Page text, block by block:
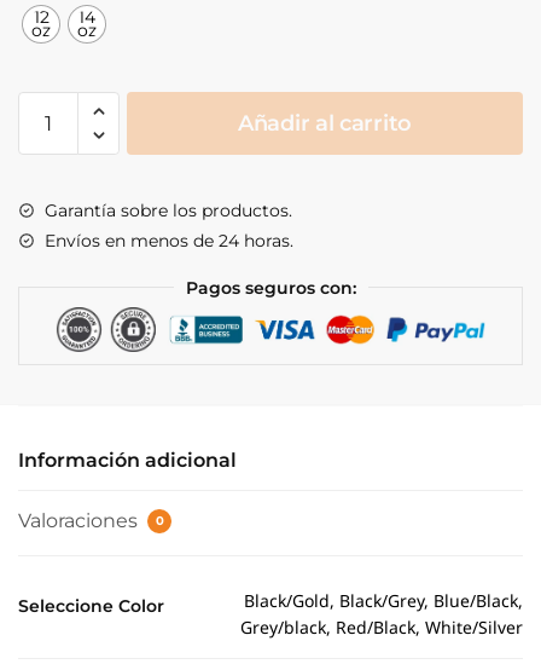
12
oz
14
oz
Gloves
cantidad
Añadir al carrito
Garantía sobre los productos.
Envíos en menos de 24 horas.
Pagos seguros con:
Información adicional
Valoraciones 0
Seleccione Color Black/Gold, Black/Grey, Blue/Black,
Grey/black, Red/Black, White/Silver